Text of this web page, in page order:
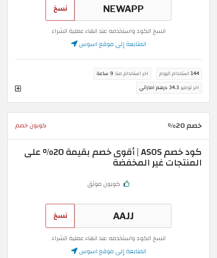
نسخ
انسخ الكود واستخدمه عند انهاء عملية الشراء
المتابعة إلى موقع اسوس
144 استخدام اليوم اخر استخدام منذ 9 ساعة
اخر توفير 34.3 درهم اماراتي
خصم 20% كوبون خصم
كود خصم ASOS | أقوى خصم بقيمة 20% على
المنتجات غير المخفضة
كوبون موثق
نسخ
انسخ الكود واستخدمه عند انهاء عملية الشراء
المتابعة إلى موقع اسوس